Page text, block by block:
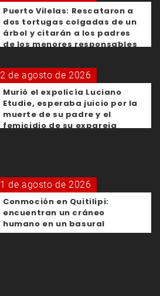
Puerto Vilelas: Rescataron a
dos tortugas colgadas de un
árbol y citarán a los padres
de los menores responsables
2 de agosto de 2026
Murió el expolicía Luciano
Etudie, esperaba juicio por la
muerte de su padre y el
femicidio de su expareja
1 de agosto de 2026
Conmoción en Quitilipi:
encuentran un cráneo
humano en un basural